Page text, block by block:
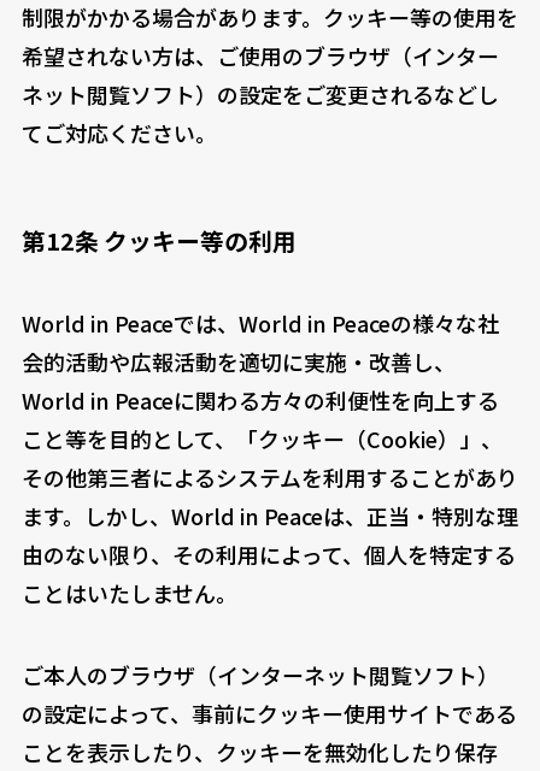
制限がかかる場合があります。クッキー等の使用を
希望されない方は、ご使用のブラウザ（インター
ネット閲覧ソフト）の設定をご変更されるなどし
てご対応ください。
第12条 クッキー等の利用
World in Peaceでは、World in Peaceの様々な社
会的活動や広報活動を適切に実施・改善し、
World in Peaceに関わる方々の利便性を向上する
こと等を目的として、「クッキー（Cookie）」、
その他第三者によるシステムを利用することがあり
ます。しかし、World in Peaceは、正当・特別な理
由のない限り、その利用によって、個人を特定する
ことはいたしません。
ご本人のブラウザ（インターネット閲覧ソフト）
の設定によって、事前にクッキー使用サイトである
ことを表示したり、クッキーを無効化したり保存